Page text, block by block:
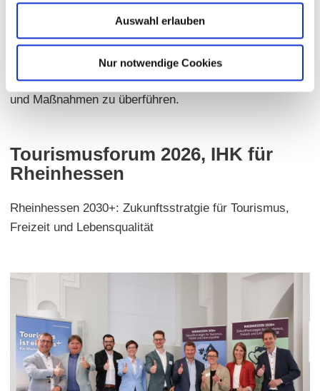
Auswahl erlauben
Nur notwendige Cookies
Beim Tourismusforum am 12. Mai 2026 in der IHK für
Rheinhessen wurde „Rheinhessen 2030+“ vorgestellt.
Im Mittelpunkt stand dabei die gemeinsame Aufgabe,
die Strategie nun Schritt für Schritt in konkrete Projekte
und Maßnahmen zu überführen.
Tourismusforum 2026, IHK für
Rheinhessen
Rheinhessen 2030+: Zukunftsstratgie für Tourismus,
Freizeit und Lebensqualität